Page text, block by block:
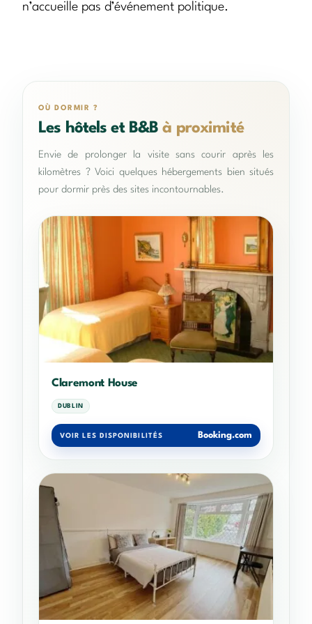
n’accueille pas d’événement politique.
OÙ DORMIR ?
Les hôtels et B&Bà proximité
Envie de prolonger la visite sans courir après les
kilomètres ? Voici quelques hébergements bien situés
pour dormir près des sites incontournables.
Claremont House
DUBLIN
VOIR LES DISPONIBILITÉS Booking.com